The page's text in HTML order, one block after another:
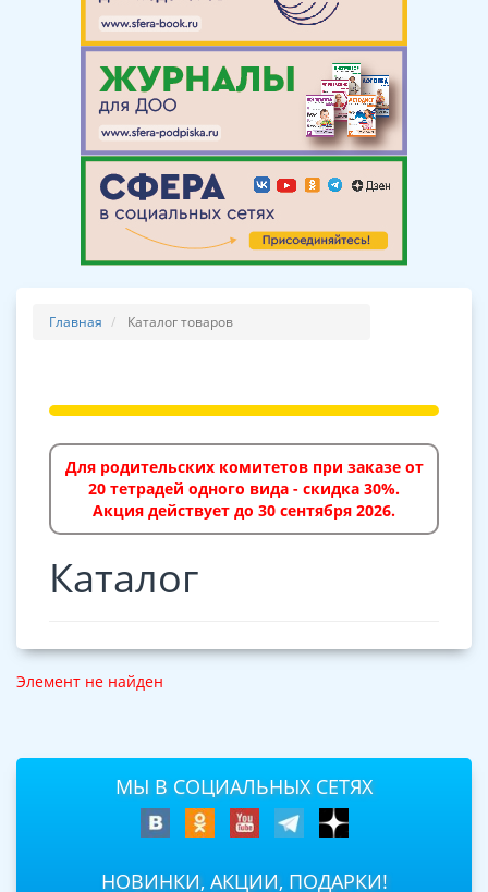
Главная Каталог товаров
Для родительских комитетов при заказе от
20 тетрадей одного вида - скидка 30%.
Акция действует до 30 сентября 2026.
Каталог
Элемент не найден
МЫ В СОЦИАЛЬНЫХ СЕТЯХ
НОВИНКИ, АКЦИИ, ПОДАРКИ!